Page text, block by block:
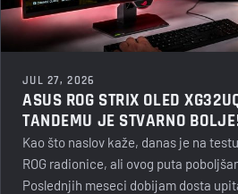
JUL 27, 2026
ASUS ROG STRIX OLED
TANDEMU JE STVARNO
Kao što naslov kaže, danas je na
ROG radionice, ali ovog puta
Poslednjih meseci dobijam dosta